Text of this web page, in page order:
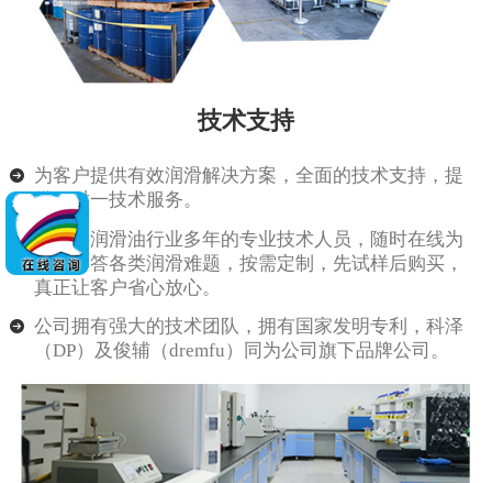
技术支持
为客户提供有效润滑解决方案，全面的技术支持，提
供一对一技术服务。
由从事润滑油行业多年的专业技术人员，随时在线为
客户解答各类润滑难题，按需定制，先试样后购买，
真正让客户省心放心。
公司拥有强大的技术团队，拥有国家发明专利，科泽
（DP）及俊辅（dremfu）同为公司旗下品牌公司。